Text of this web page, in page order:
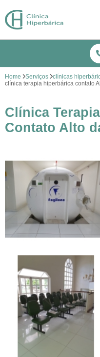
Home Serviços clínicas
clínica terapia hiperbárica contato
Clínica
Contato Alto